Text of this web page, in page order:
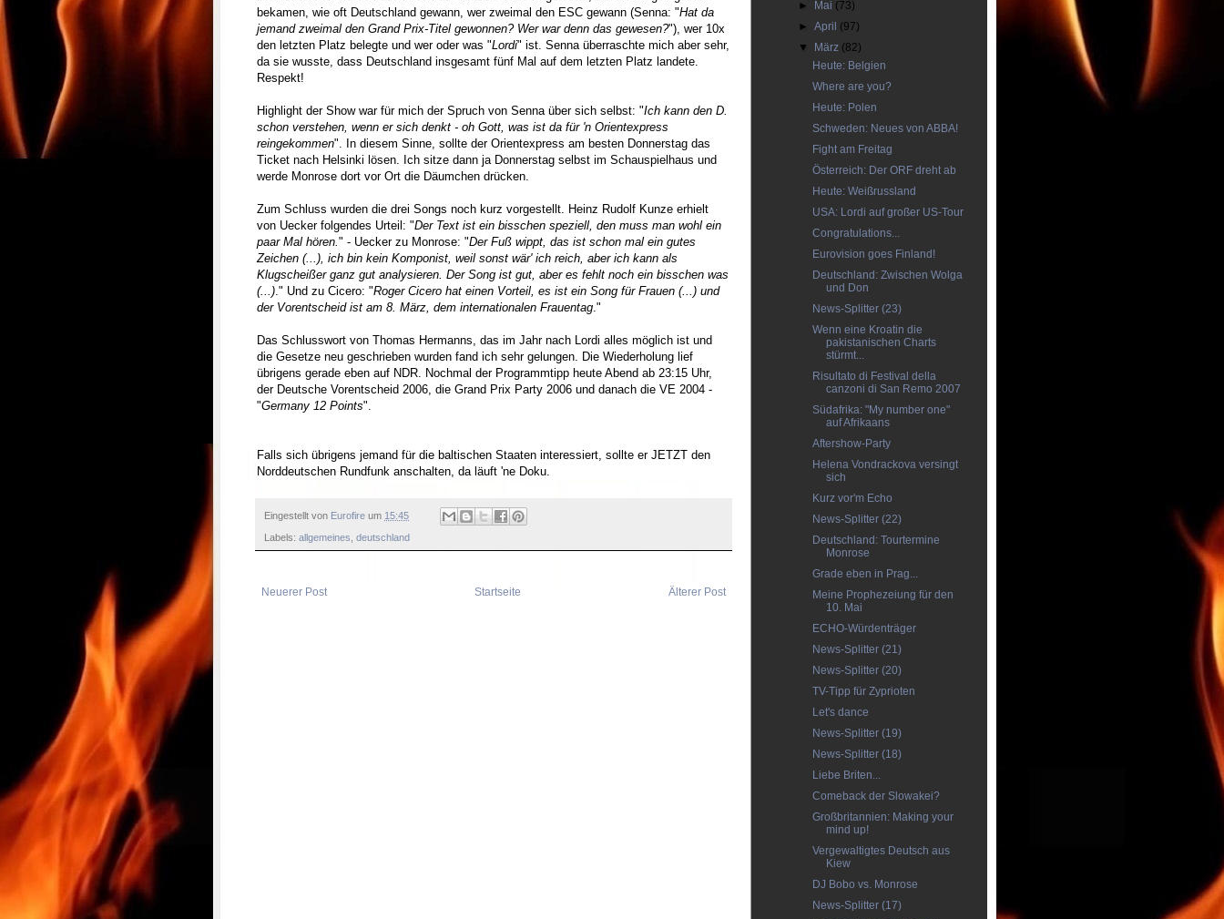
bekamen, wie oft Deutschland gewann, wer zweimal den ESC gewann (Senna: "Hat da
jemand zweimal den Grand Prix-Titel gewonnen? Wer war denn das gewesen?"), wer 10x
den letzten Platz belegte und wer oder was "Lordi" ist. Senna überraschte mich aber sehr,
da sie wusste, dass Deutschland insgesamt fünf Mal auf dem letzten Platz landete.
Respekt!
Highlight der Show war für mich der Spruch von Senna über sich selbst: "Ich kann den D.
schon verstehen, wenn er sich denkt - oh Gott, was ist da für 'n Orientexpress
reingekommen". In diesem Sinne, sollte der Orientexpress am besten Donnerstag das
Ticket nach Helsinki lösen. Ich sitze dann ja Donnerstag selbst im Schauspielhaus und
werde Monrose dort vor Ort die Däumchen drücken.
Zum Schluss wurden die drei Songs noch kurz vorgestellt. Heinz Rudolf Kunze erhielt
von Uecker folgendes Urteil: "Der Text ist ein bisschen speziell, den muss man wohl ein
paar Mal hören. " - Uecker zu Monrose: "Der Fuß wippt, das ist schon mal ein gutes
Zeichen (...), ich bin kein Komponist, weil sonst wär' ich reich, aber ich kann als
Klugscheißer ganz gut analysieren. Der Song ist gut, aber es fehlt noch ein bisschen was
(...) ." Und zu Cicero: "Roger Cicero hat einen Vorteil, es ist ein Song für Frauen (...) und
der Vorentscheid ist am 8. März, dem internationalen Frauentag ."
Das Schlusswort von Thomas Hermanns, das im Jahr nach Lordi alles möglich ist und
die Gesetze neu geschrieben wurden fand ich sehr gelungen. Die Wiederholung lief
übrigens gerade eben auf NDR. Nochmal der Programmtipp heute Abend ab 23:15 Uhr,
der Deutsche Vorentscheid 2006, die Grand Prix Party 2006 und danach die VE 2004 -
"Germany 12 Points".
Falls sich übrigens jemand für die baltischen Staaten interessiert, sollte er JETZT den
Norddeutschen Rundfunk anschalten, da läuft 'ne Doku.
Eingestellt von Eurofire um 15:45
Labels: allgemeines deutschland
Neuerer Post Älterer Post
Startseite
►
Mai (73)
►April (97)
▼
März (82)
Heute: Belgien
Where are you?
Heute: Polen
Schweden: Neues von ABBA!
Fight am Freitag
Österreich: Der ORF dreht ab
Heute: Weißrussland
USA: Lordi auf großer US-Tour
Congratulations...
Eurovision goes Finland!
Deutschland: Zwischen Wolga
und Don
News-Splitter (23)
Wenn eine Kroatin die
pakistanischen Charts
stürmt...
Risultato di Festival della
canzoni di San Remo 2007
Südafrika: "My number one"
auf Afrikaans
Aftershow-Party
Helena Vondrackova versingt
sich
Kurz vor'm Echo
News-Splitter (22)
Deutschland: Tourtermine
Monrose
Grade eben in Prag...
Meine Prophezeiung für den
10. Mai
ECHO-Würdenträger
News-Splitter (21)
News-Splitter (20)
TV-Tipp für Zyprioten
Let's dance
News-Splitter (19)
News-Splitter (18)
Liebe Briten...
Comeback der Slowakei?
Großbritannien: Making your
mind up!
Vergewaltigtes Deutsch aus
Kiew
DJ Bobo vs. Monrose
News-Splitter (17)